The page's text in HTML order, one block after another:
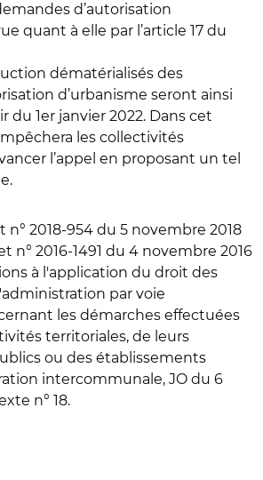
d’autorisation
quant à elle par l’article 17 du
dématérialisés des
d’urbanisme seront ainsi
du 1er janvier 2022. Dans cet
les collectivités
l’appel en proposant un tel
n° 2018-954 du 5 novembre 2018
n° 2016-1491 du 4 novembre 2016
à l'application du droit des
par voie
les démarches effectuées
territoriales, de leurs
ou des établissements
intercommunale, JO du 6
n° 18.